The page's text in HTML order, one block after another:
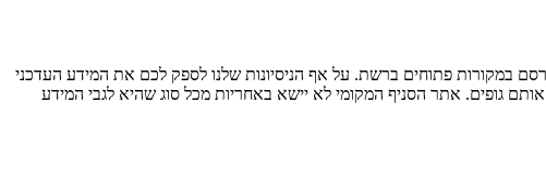
במקורות פתוחים ברשת. על אף הניסיונות שלנו לספק לכם את המידע העדכני
גופים. אתר הסניף המקומי לא יישא באחריות מכל סוג שהיא לגבי המידע